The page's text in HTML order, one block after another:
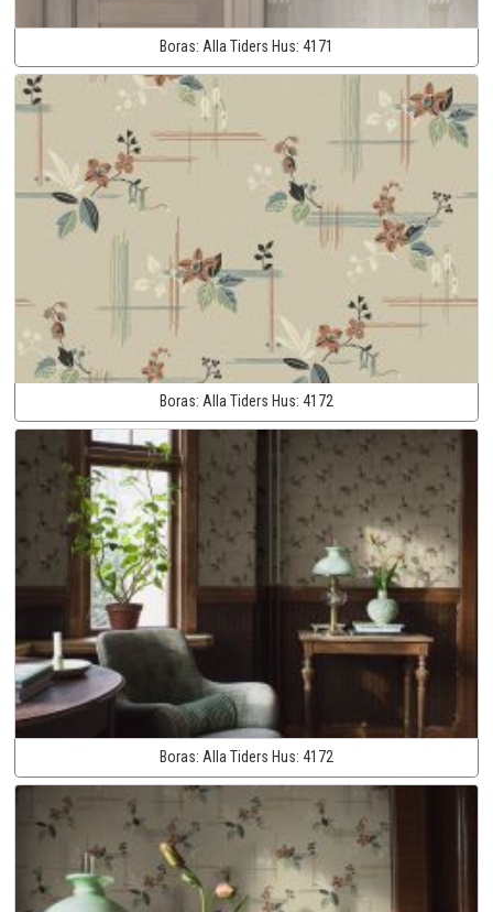
Boras: Alla Tiders Hus: 4171
Boras: Alla Tiders Hus: 4172
Boras: Alla Tiders Hus: 4172